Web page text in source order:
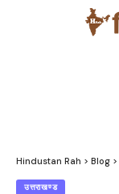
Hindustan Rah > Blog >
उत्तराखण्ड